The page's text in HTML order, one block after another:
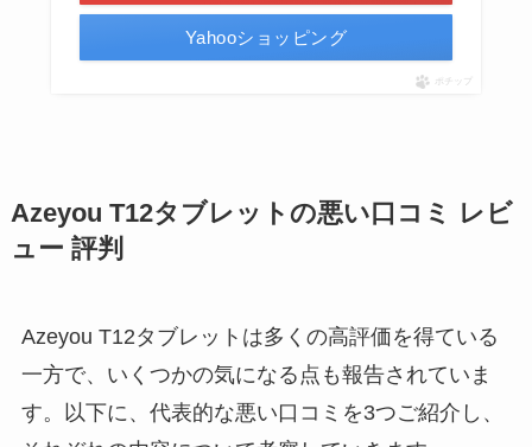
Yahooショッピング
ポチップ
Azeyou T12タブレットの悪い口コミ レビ
ュー 評判
Azeyou T12タブレットは多くの高評価を得ている
一方で、いくつかの気になる点も報告されていま
す。以下に、代表的な悪い口コミを3つご紹介し、